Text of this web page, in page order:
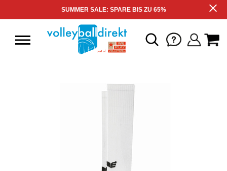
SUMMER SALE: SPARE BIS ZU 65%